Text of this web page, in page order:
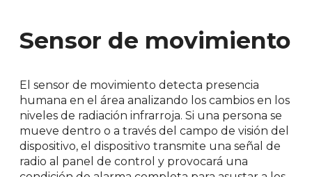
Sensor de movimiento
El sensor de movimiento detecta presencia
humana en el área analizando los cambios en los
niveles de radiación infrarroja. Si una persona se
mueve dentro o a través del campo de visión del
dispositivo, el dispositivo transmite una señal de
radio al panel de control y provocará una